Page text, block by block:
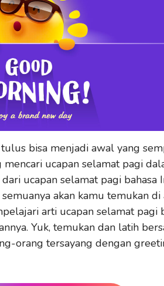
bisa menjadi awal yang
ucapan selamat pagi
ucapan selamat pagi bahasa
akan kamu temukan di
arti ucapan selamat pagi
Yuk, temukan dan latih
orang tersayang dengan